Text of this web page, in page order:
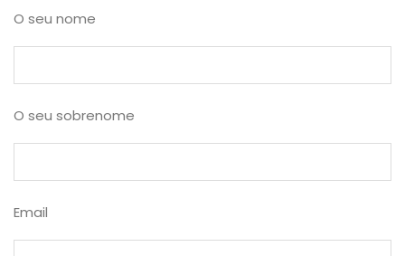
O seu nome
O seu sobrenome
Email